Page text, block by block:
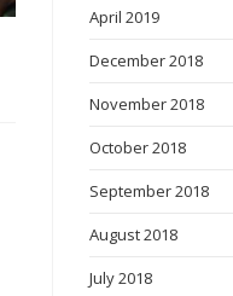
April 2019
December 2018
November 2018
October 2018
September 2018
August 2018
July 2018